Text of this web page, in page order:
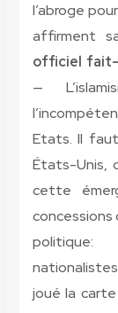
l’abroge
affirment
officiel fait-
—
Etats. Il
États-Unis,
cette
joué la carte